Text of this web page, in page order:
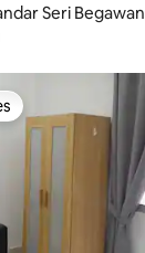
Seri Begawan